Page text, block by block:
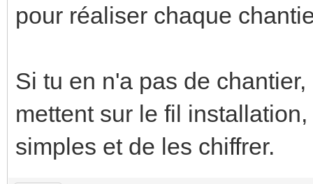
pour réaliser chaque
Si tu en n'a pas de
mettent sur le fil
simples et de les chiffrer.